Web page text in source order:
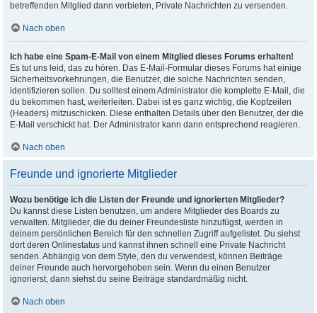
betreffenden Mitglied dann verbieten, Private Nachrichten zu versenden.
Nach oben
Ich habe eine Spam-E-Mail von einem Mitglied dieses Forums erhalten!
Es tut uns leid, das zu hören. Das E-Mail-Formular dieses Forums hat einige
Sicherheitsvorkehrungen, die Benutzer, die solche Nachrichten senden,
identifizieren sollen. Du solltest einem Administrator die komplette E-Mail, die
du bekommen hast, weiterleiten. Dabei ist es ganz wichtig, die Kopfzeilen
(Headers) mitzuschicken. Diese enthalten Details über den Benutzer, der die
E-Mail verschickt hat. Der Administrator kann dann entsprechend reagieren.
Nach oben
Freunde und ignorierte Mitglieder
Wozu benötige ich die Listen der Freunde und ignorierten Mitglieder?
Du kannst diese Listen benutzen, um andere Mitglieder des Boards zu
verwalten. Mitglieder, die du deiner Freundesliste hinzufügst, werden in
deinem persönlichen Bereich für den schnellen Zugriff aufgelistet. Du siehst
dort deren Onlinestatus und kannst ihnen schnell eine Private Nachricht
senden. Abhängig von dem Style, den du verwendest, können Beiträge
deiner Freunde auch hervorgehoben sein. Wenn du einen Benutzer
ignorierst, dann siehst du seine Beiträge standardmäßig nicht.
Nach oben